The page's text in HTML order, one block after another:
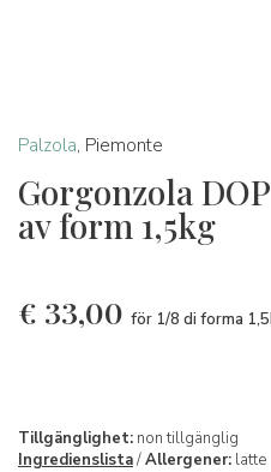
Palzola, Piemonte
Gorgonzola
av form 1,5kg
€ 33,00 för 1/8 di forma
Tillgänglighet: non tillgänglig
Ingredienslista/Allergener: latte